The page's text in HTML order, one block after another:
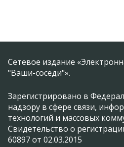
Сетевое издание
"Ваши-соседи"».
Зарегистрировано в
надзору в сфере связи,
технологий и массовых
Свидетельство о
60897 от 02.03.2015